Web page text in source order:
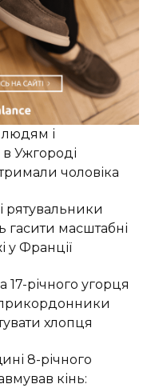
і
Ужгороді
чоловіка
рятувальники
гасити масштабні
у Франції
17-річного угорця
хлопця
8-річного
кінь: